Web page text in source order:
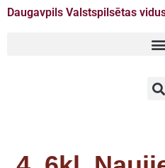
Daugavpils Valstspilsētas